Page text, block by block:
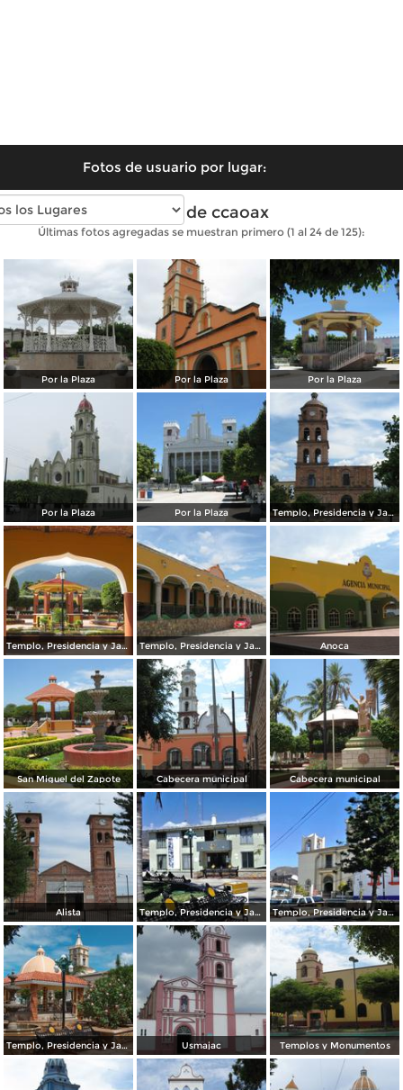
Fotos de usuario por lugar:
Fotos de ccaoax
Últimas fotos agregadas se muestran primero (1 al 24 de 125):
Por la Plaza Por la Plaza Por la Plaza
Por la Plaza Por la Plaza Templo, Presidencia y Jardín
Templo, Presidencia y Jardín Templo, Presidencia y Jardín Anoca
San Miguel del Zapote Cabecera municipal Cabecera municipal
Alista Templo, Presidencia y Jardín Templo, Presidencia y Jardín
Templo, Presidencia y Jardín Usmajac Templos y Monumentos